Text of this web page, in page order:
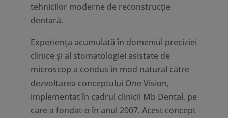
tehnicilor moderne de reconstrucție
dentară.
Experiența acumulată în domeniul preciziei
clinice și al stomatologiei asistate de
microscop a condus în mod natural către
dezvoltarea conceptului One Vision,
implementat în cadrul clinicii Mb Dental, pe
care a fondat-o în anul 2007. Acest concept